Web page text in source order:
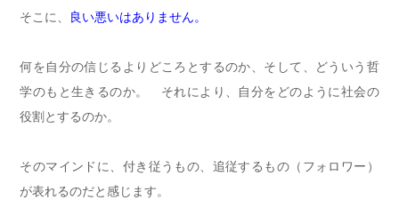
そこに、
良い悪いはありません。
何を自分の信じるよりどころとするのか、そして、どういう哲
学のもと生きるのか。 それにより、自分をどのように社会の
役割とするのか。
そのマインドに、付き従うもの、追従するもの（フォロワー）
が表れるのだと感じます。